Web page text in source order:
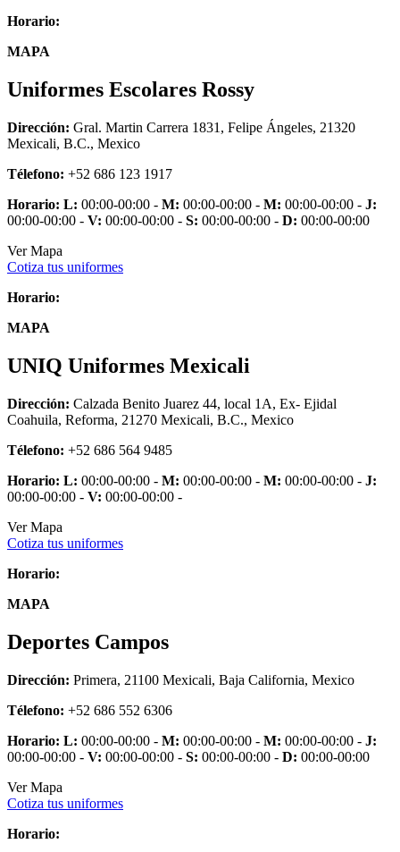
Horario:
MAPA
Uniformes Escolares Rossy
Dirección: Gral. Martin Carrera 1831, Felipe Ángeles, 21320
Mexicali, B.C., Mexico
Télefono: +52 686 123 1917
Horario: L: 00:00-00:00 - M: 00:00-00:00 - M: 00:00-00:00 - J:
00:00-00:00 - V: 00:00-00:00 - S: 00:00-00:00 - D: 00:00-00:00
Ver Mapa
Cotiza tus uniformes
Horario:
MAPA
UNIQ Uniformes Mexicali
Dirección: Calzada Benito Juarez 44, local 1A, Ex- Ejidal
Coahuila, Reforma, 21270 Mexicali, B.C., Mexico
Télefono: +52 686 564 9485
Horario: L: 00:00-00:00 - M: 00:00-00:00 - M: 00:00-00:00 - J:
00:00-00:00 - V: 00:00-00:00 -
Ver Mapa
Cotiza tus uniformes
Horario:
MAPA
Deportes Campos
Dirección: Primera, 21100 Mexicali, Baja California, Mexico
Télefono: +52 686 552 6306
Horario: L: 00:00-00:00 - M: 00:00-00:00 - M: 00:00-00:00 - J:
00:00-00:00 - V: 00:00-00:00 - S: 00:00-00:00 - D: 00:00-00:00
Ver Mapa
Cotiza tus uniformes
Horario: